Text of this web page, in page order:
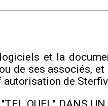
et la
de ses associés,
de